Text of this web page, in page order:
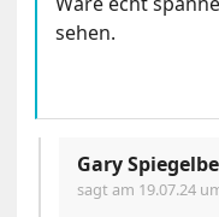
sehen.
Gary
sagt am 19.07.24